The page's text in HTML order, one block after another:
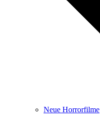
Neue Horrorfilme